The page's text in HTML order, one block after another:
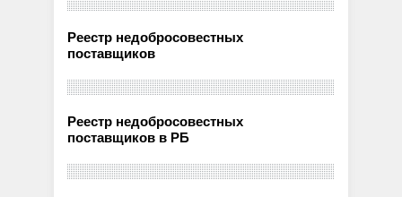
Реестр недобросовестных
поставщиков
Реестр недобросовестных
поставщиков в РБ